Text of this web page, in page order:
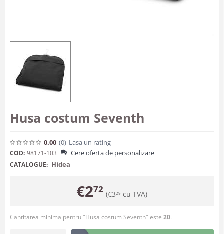
Husa costum Seventh
0.00 (0) Lasa un rating
COD: 98171-103 Cere oferta de personalizare
CATALOGUE: Hidea
€272 (€329 cu TVA)
Cantitatea minima pentru "Husa costum Seventh" este 20.